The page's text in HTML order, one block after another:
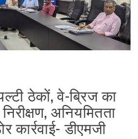
ठेकों, वे-ब्रिज का
अनियमितता
कार्रवाई- डीएमजी